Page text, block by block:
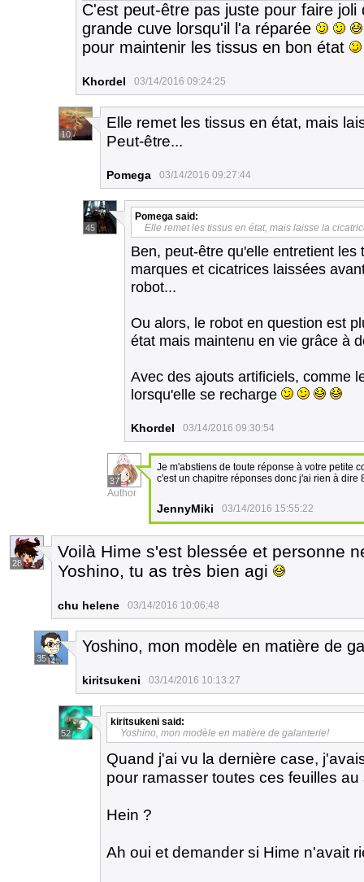
C'est peut-être pas juste pour faire
grande cuve lorsqu'il l'a réparée
pour maintenir les tissus en bon état
Khordel 03/14/2016 09:24:25
10
Elle remet les tissus en état, mais
Peut-être...
Pomega 03/14/2016 09:27:44
45
Pomega said:
Elle remet les tissus en état, mais laisse la
Ben, peut-être qu'elle entretient
marques et cicatrices laissées
robot...
Ou alors, le robot en question est
état mais maintenu en vie grâce à
Avec des ajouts artificiels, comme
lorsqu'elle se recharge
Khordel 03/14/2016 09:30:54
37
Author
Je m'abstiens de toute réponse à votre petite
c'est un chapitre réponses donc j'ai rien à dire
JennyMiki 03/14/2016 15:55:22
28
Voilà Hime s'est blessée et personne
Yoshino, tu as très bien agi
chu helene 03/14/2016 10:06:48
35
Yoshino, mon modèle en matière de
kiritsukeni 03/14/2016 10:13:27
52
kiritsukeni said:
Yoshino, mon modèle en matière de galanterie!
Quand j'ai vu la dernière case,
pour ramasser toutes ces feuilles
Hein ?
Ah oui et demander si Hime n'avait